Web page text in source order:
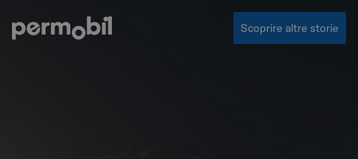
Scoprire altre storie